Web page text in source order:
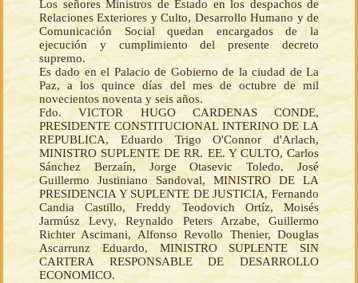
Los señores Ministros de Estado en los despachos de
Relaciones Exteriores y Culto, Desarrollo Humano y de
Comunicación Social quedan encargados de la
ejecución y cumplimiento del presente decreto
supremo.
Es dado en el Palacio de Gobierno de la ciudad de La
Paz, a los quince días del mes de octubre de mil
novecientos noventa y seis años.
Fdo. VICTOR HUGO CARDENAS CONDE,
PRESIDENTE CONSTITUCIONAL INTERINO DE LA
REPUBLICA, Eduardo Trigo O'Connor d'Arlach,
MINISTRO SUPLENTE DE RR. EE. Y CULTO, Carlos
Sánchez Berzaín, Jorge Otasevic Toledo, José
Guillermo Justiniano Sandoval, MINISTRO DE LA
PRESIDENCIA Y SUPLENTE DE JUSTICIA, Fernando
Candia Castillo, Freddy Teodovich Ortíz, Moisés
Jarmúsz Levy, Reynaldo Peters Arzabe, Guillermo
Richter Ascimani, Alfonso Revollo Thenier, Douglas
Ascarrunz Eduardo, MINISTRO SUPLENTE SIN
CARTERA RESPONSABLE DE DESARROLLO
ECONOMICO.